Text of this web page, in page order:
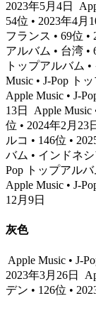
2023年5月4日
54位 • 2023年4月
フランス • 69位 •
アルバム • 台湾 •
トップアルバム •
Music • J-Pop ト
Apple Music • J-
13日
Apple Music
位 • 2024年2月23
ルコ • 146位 •
バム • インドネシ
Pop トップアルバ
Apple Music • J-
12月9日
灰色
Apple Music • J-
2023年3月26日
デン • 126位 •